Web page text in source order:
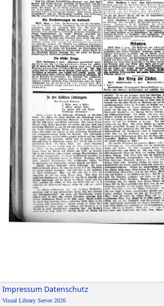
Impressum Datenschutz
Visual Library Server 2026